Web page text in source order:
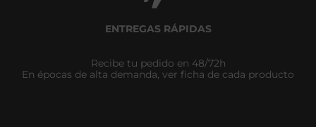
ENTREGAS RÁPIDAS
Recibe tu pedido en 48/72h
En épocas de alta demanda, ver ficha de cada producto